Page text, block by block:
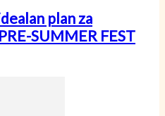
plan za
SUMMER FEST